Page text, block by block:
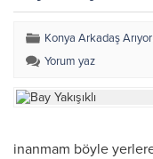
Konya Arkadaş
Yorum yaz
inanmam böyle